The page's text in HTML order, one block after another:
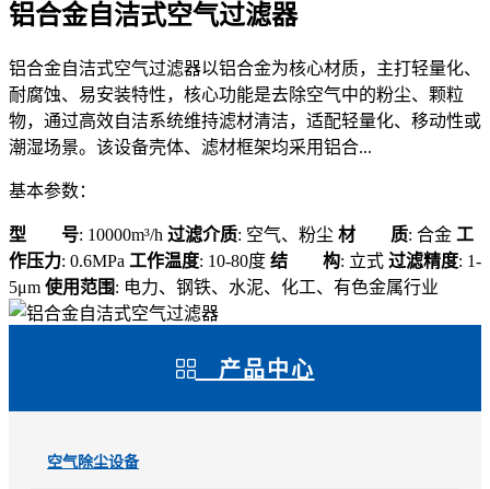
铝合金自洁式空气过滤器
铝合金自洁式空气过滤器以铝合金为核心材质，主打轻量化、
耐腐蚀、易安装特性，核心功能是去除空气中的粉尘、颗粒
物，通过高效自洁系统维持滤材清洁，适配轻量化、移动性或
潮湿场景。该设备壳体、滤材框架均采用铝合...
基本参数：
型 号: 10000m³/h 过滤介质: 空气、粉尘 材 质: 合金 工
作压力: 0.6MPa 工作温度: 10-80度 结 构: 立式 过滤精度: 1-
5μm 使用范围: 电力、钢铁、水泥、化工、有色金属行业
产品中心
空气除尘设备